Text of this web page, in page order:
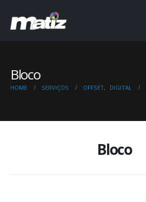
Bloco
HOME SERVIÇOS OFFSET, DIGITAL
Bloco